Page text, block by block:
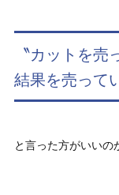
〝カットを
結果を売って
と言った方がいいの